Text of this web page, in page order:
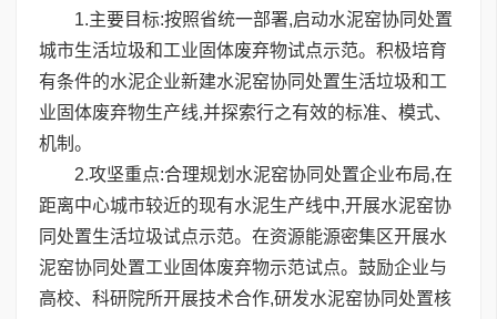
1.主要目标:按照省统一部署,启动水泥窑协同处置
城市生活垃圾和工业固体废弃物试点示范。积极培育
有条件的水泥企业新建水泥窑协同处置生活垃圾和工
业固体废弃物生产线,并探索行之有效的标准、模式、
机制。
2.攻坚重点:合理规划水泥窑协同处置企业布局,在
距离中心城市较近的现有水泥生产线中,开展水泥窑协
同处置生活垃圾试点示范。在资源能源密集区开展水
泥窑协同处置工业固体废弃物示范试点。鼓励企业与
高校、科研院所开展技术合作,研发水泥窑协同处置核